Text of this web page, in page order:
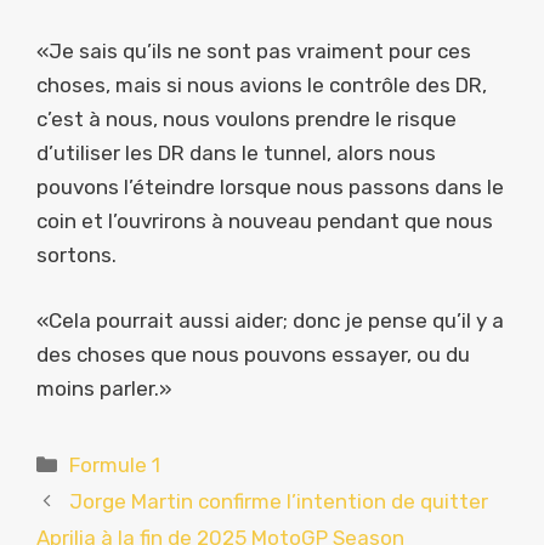
«Je sais qu’ils ne sont pas vraiment pour ces
choses, mais si nous avions le contrôle des DR,
c’est à nous, nous voulons prendre le risque
d’utiliser les DR dans le tunnel, alors nous
pouvons l’éteindre lorsque nous passons dans le
coin et l’ouvrirons à nouveau pendant que nous
sortons.
«Cela pourrait aussi aider; donc je pense qu’il y a
des choses que nous pouvons essayer, ou du
moins parler.»
Catégories
Formule 1
Jorge Martin confirme l’intention de quitter
Aprilia à la fin de 2025 MotoGP Season